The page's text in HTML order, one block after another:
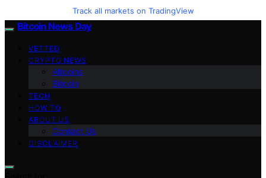
Track all markets on TradingView
Bitcoin News Day
VETTED
CRYPTO NEWS
Altcoins
Bitcoin
TECH
HOW TO
ABOUT US
Contact Us
DISCLAIMER